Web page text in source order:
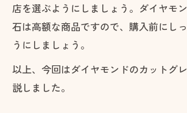
店を選ぶようにしましょう。ダイヤモ
石は高額な商品ですので、購入前にし
うにしましょう。
以上、今回はダイヤモンドのカットグ
説しました。